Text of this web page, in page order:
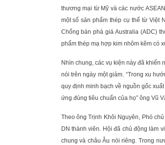
thương mại từ Mỹ và các nước
một số sản phẩm thép cụ thể từ Việt
Chống bán phá giá Australia (ADC)
phẩm thép mạ hợp kim nhôm kẽm có
Nhìn chung, các vụ kiện này đã khiến
nói trên ngày một giảm. “Trong xu
quy định minh bạch về nguồn gốc
ứng đúng tiêu chuẩn của họ” ông Vũ
Theo ông Trịnh Khôi Nguyên, Phó
DN thành viên. Hội đã chủ động làm
chung và châu Âu nói riêng. Trong